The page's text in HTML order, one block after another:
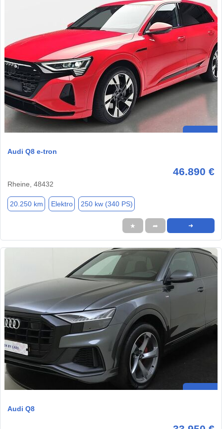
Audi Q8 e-tron
46.890 €
Rheine, 48432
20.250 km Elektro 250 kw (340 PS)
★ ➦ ➜
Audi Q8